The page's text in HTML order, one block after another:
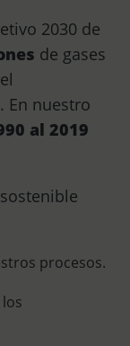
2030 de
de gases
En nuestro
al 2019
procesos.